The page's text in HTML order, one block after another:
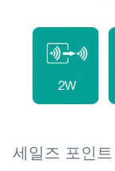
세일즈 포인트